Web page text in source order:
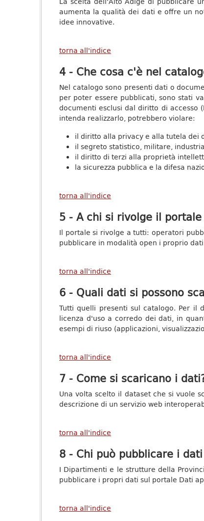
aumenta la qualità dei dati e offre un
idee innovative.
torna all'indice
4 - Che cosa c'è nel
Nel catalogo sono presenti dati o
per poter essere pubblicati, sono stati
documenti esclusi dal diritto di
intenda realizzarlo, potrebbero violare:
il diritto alla privacy e alla tutela dei
il segreto statistico, militare,
il diritto di terzi alla proprietà
la sicurezza pubblica e la difesa
torna all'indice
5 - A chi si rivolge il
Il portale si rivolge a tutti: operatori
pubblicare in modalità open i proprio
torna all'indice
6 - Quali dati si possono
Tutti quelli presenti sul catalogo. Per il
licenza d'uso a corredo dei dati, in
esempi di riuso (applicazioni,
torna all'indice
7 - Come si scaricano i
Una volta scelto il dataset che si vuole
descrizione di un servizio web
torna all'indice
8 - Chi può pubblicare i
I Dipartimenti e le strutture della
pubblicare i propri dati sul portale Dati
torna all'indice